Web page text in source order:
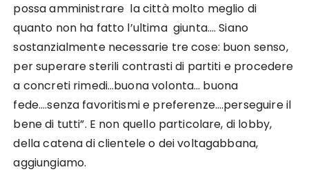
possa amministrare la città molto meglio di
quanto non ha fatto l’ultima giunta…. Siano
sostanzialmente necessarie tre cose: buon senso,
per superare sterili contrasti di partiti e procedere
a concreti rimedi…buona volonta… buona
fede….senza favoritismi e preferenze….perseguire il
bene di tutti”. E non quello particolare, di lobby,
della catena di clientele o dei voltagabbana,
aggiungiamo.